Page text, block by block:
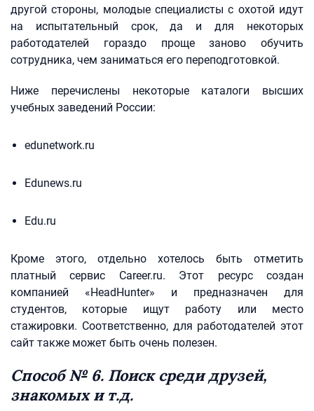
другой стороны, молодые специалисты с охотой идут
на испытательный срок, да и для некоторых
работодателей гораздо проще заново обучить
сотрудника, чем заниматься его переподготовкой.
Ниже перечислены некоторые каталоги высших
учебных заведений России:
edunetwork.ru
Edunews.ru
Edu.ru
Кроме этого, отдельно хотелось быть отметить
платный сервис Career.ru. Этот ресурс создан
компанией «HeadHunter» и предназначен для
студентов, которые ищут работу или место
стажировки. Соответственно, для работодателей этот
сайт также может быть очень полезен.
Способ № 6. Поиск среди друзей,
знакомых и т.д.